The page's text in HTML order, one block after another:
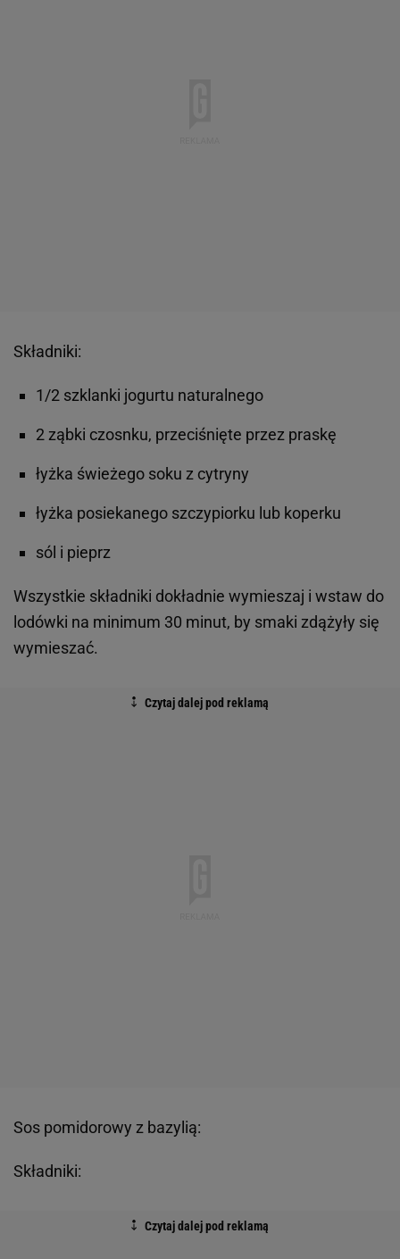
Składniki:
1/2 szklanki jogurtu naturalnego
2 ząbki czosnku, przeciśnięte przez praskę
łyżka świeżego soku z cytryny
łyżka posiekanego szczypiorku lub koperku
sól i pieprz
Wszystkie składniki dokładnie wymieszaj i wstaw do
lodówki na minimum 30 minut, by smaki zdążyły się
wymieszać.
Sos pomidorowy z bazylią:
Składniki: